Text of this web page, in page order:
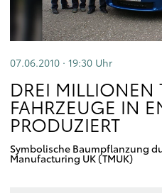
07.06.2010 · 19:30 Uhr
DREI MILLIONEN
FAHRZEUGE IN
PRODUZIERT
Symbolische Baumpflanzung
Manufacturing UK (TMUK)